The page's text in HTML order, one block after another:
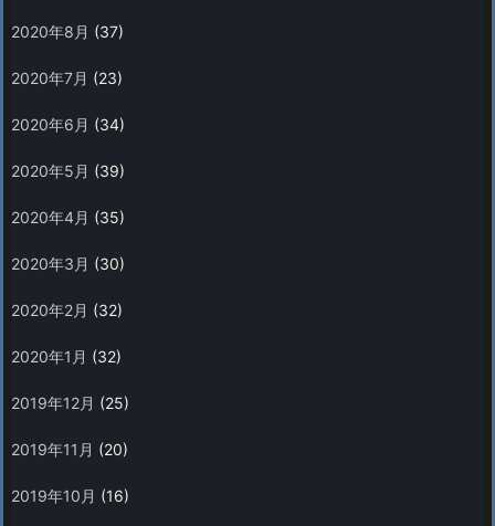
2020年8月 (37)
2020年7月 (23)
2020年6月 (34)
2020年5月 (39)
2020年4月 (35)
2020年3月 (30)
2020年2月 (32)
2020年1月 (32)
2019年12月 (25)
2019年11月 (20)
2019年10月 (16)